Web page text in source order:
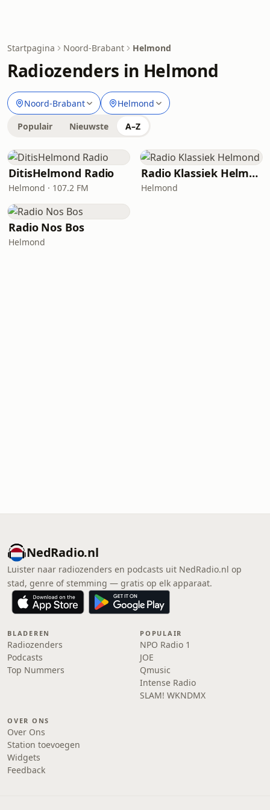
Startpagina Noord-Brabant Helmond
Radiozenders in Helmond
Noord-Brabant Helmond
Populair Nieuwste A–Z
DitisHelmond Radio
Helmond · 107.2 FM
Radio Klassiek Helmond
Helmond
Radio Nos Bos
Helmond
NedRadio.nl
Luister naar radiozenders en podcasts uit NedRadio.nl op
stad, genre of stemming — gratis op elk apparaat.
BLADEREN
Radiozenders
Podcasts
Top Nummers
POPULAIR
NPO Radio 1
JOE
Qmusic
Intense Radio
SLAM! WKNDMX
OVER ONS
Over Ons
Station toevoegen
Widgets
Feedback